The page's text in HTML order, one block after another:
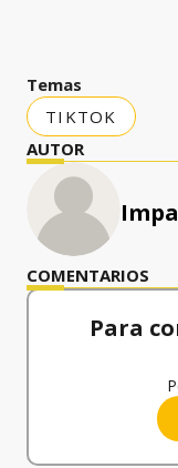
Temas
TIKTOK
AUTOR
COMENTARIOS
Para